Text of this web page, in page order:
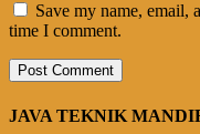
Save my name, email,
time I comment.
JAVA TEKNIK